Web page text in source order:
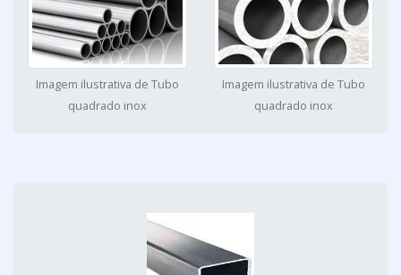
Imagem ilustrativa de Tubo
quadrado inox
Imagem ilustrativa de Tubo
quadrado inox